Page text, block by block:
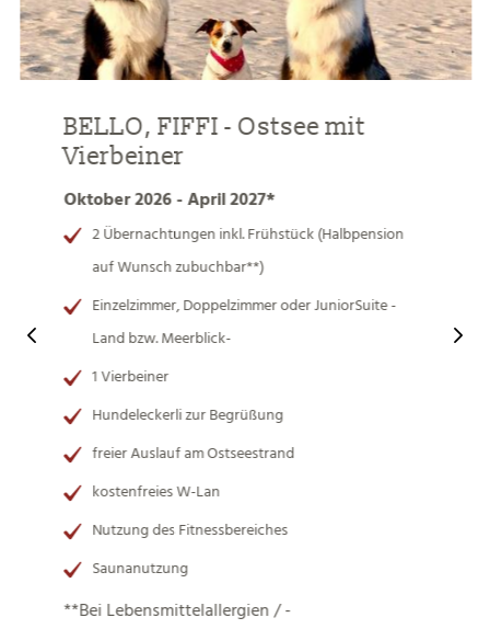
BELLO, FIFFI - Ostsee mit
Vierbeiner
Oktober 2026 - April 2027*
2 Übernachtungen inkl. Frühstück (Halbpension
auf Wunsch zubuchbar**)
Einzelzimmer, Doppelzimmer oder JuniorSuite -
Land bzw. Meerblick-
1 Vierbeiner
Hundeleckerli zur Begrüßung
freier Auslauf am Ostseestrand
kostenfreies W-Lan
Nutzung des Fitnessbereiches
Saunanutzung
**Bei Lebensmittelallergien / -